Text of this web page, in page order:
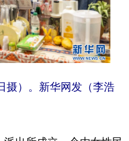
摄）。新华网发（李浩